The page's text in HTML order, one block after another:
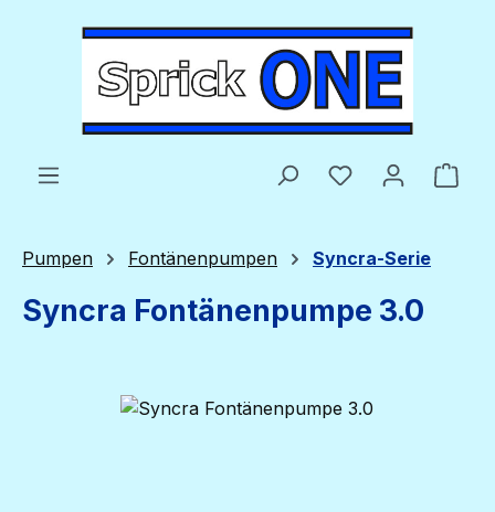
Zum Hauptinhalt springen
Du hast 0
Pumpen Fontänenpumpen Syncra-Serie
Syncra Fontänenpumpe 3.0
Bildergalerie überspringen